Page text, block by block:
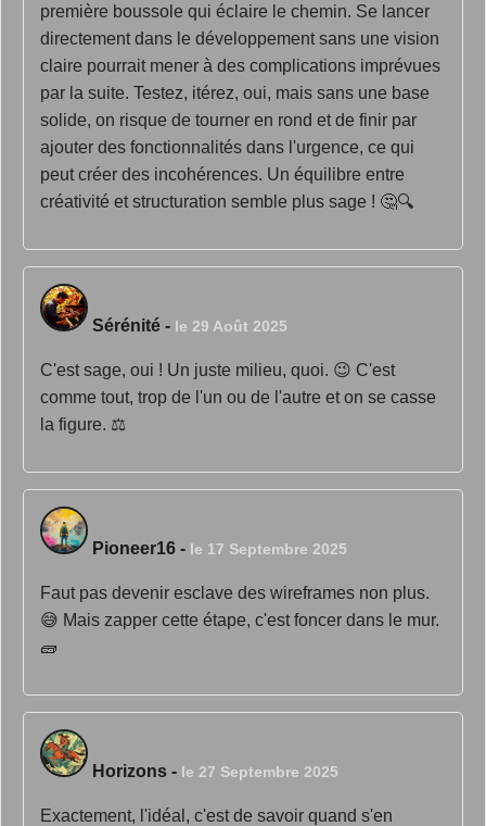
première boussole qui éclaire le chemin. Se lancer
directement dans le développement sans une vision
claire pourrait mener à des complications imprévues
par la suite. Testez, itérez, oui, mais sans une base
solide, on risque de tourner en rond et de finir par
ajouter des fonctionnalités dans l'urgence, ce qui
peut créer des incohérences. Un équilibre entre
créativité et structuration semble plus sage ! 🤔🔍
Sérénité - le 29 Août 2025
C'est sage, oui ! Un juste milieu, quoi. 😉 C'est
comme tout, trop de l'un ou de l'autre et on se casse
la figure. ⚖️
Pioneer16 - le 17 Septembre 2025
Faut pas devenir esclave des wireframes non plus.
😅 Mais zapper cette étape, c'est foncer dans le mur.
🧱
Horizons - le 27 Septembre 2025
Exactement, l'idéal, c'est de savoir quand s'en